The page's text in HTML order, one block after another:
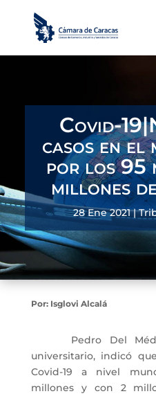
Covid-
casos en el
por los 95
millones
28 Ene 2021|
Por: Isglovi Alcalá
Pedro Del
universitario, indicó
Covid-19 a nivel
millones y con 2